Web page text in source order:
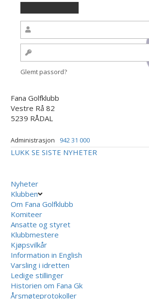
Glemt passord?
Fana Golfklubb
Vestre Rå 82
5239 RÅDAL
Administrasjon 942 31 000
LUKK SE SISTE NYHETER
Nyheter
Klubben
Om Fana Golfklubb
Komiteer
Ansatte og styret
Klubbmestere
Kjøpsvilkår
Information in English
Varsling i idretten
Ledige stillinger
Historien om Fana Gk
Årsmøteprotokoller